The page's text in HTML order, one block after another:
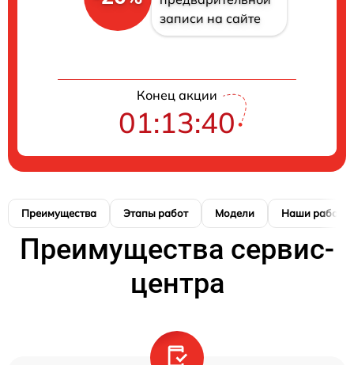
записи на сайте
Конец акции
01:13:39
Преимущества Этапы работ Модели Наши работы
Преимущества сервис-
центра